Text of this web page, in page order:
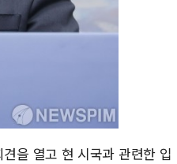
을 열고 현 시국과 관련한 입